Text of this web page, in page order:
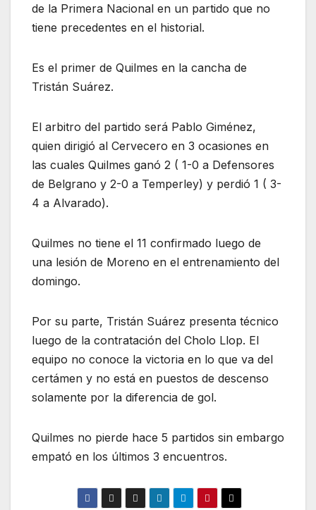
de la Primera Nacional en un partido que no
tiene precedentes en el historial.
Es el primer de Quilmes en la cancha de
Tristán Suárez.
El arbitro del partido será Pablo Giménez,
quien dirigió al Cervecero en 3 ocasiones en
las cuales Quilmes ganó 2 ( 1-0 a Defensores
de Belgrano y 2-0 a Temperley) y perdió 1 ( 3-
4 a Alvarado).
Quilmes no tiene el 11 confirmado luego de
una lesión de Moreno en el entrenamiento del
domingo.
Por su parte, Tristán Suárez presenta técnico
luego de la contratación del Cholo Llop. El
equipo no conoce la victoria en lo que va del
certámen y no está en puestos de descenso
solamente por la diferencia de gol.
Quilmes no pierde hace 5 partidos sin embargo
empató en los últimos 3 encuentros.